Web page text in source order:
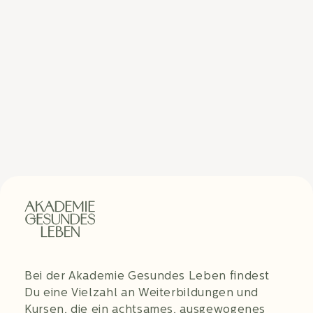
Bei der Akademie Gesundes Leben findest
Du eine Vielzahl an Weiterbildungen und
Kursen, die ein achtsames, ausgewogenes